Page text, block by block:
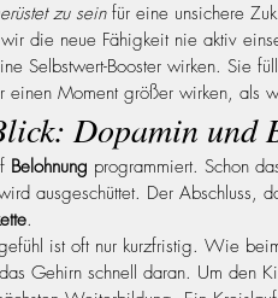
zu sein für eine unsichere
die neue Fähigkeit nie aktiv
Selbstwert-Booster wirken. Sie
einen Moment größer wirken, als
Dopamin und
Belohnung programmiert. Schon
ausgeschüttet. Der Abschluss,
.
ist oft nur kurzfristig. Wie
Gehirn schnell daran. Um den